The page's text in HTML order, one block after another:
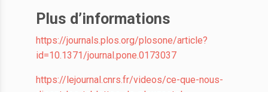
Plus d’informations
https://journals.plos.org/plosone/article?
id=10.1371/journal.pone.0173037
https://lejournal.cnrs.fr/videos/ce-que-nous-